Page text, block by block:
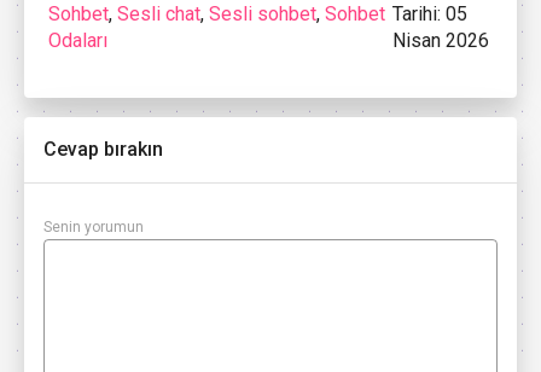
Sohbet, Sesli chat, Sesli sohbet, Sohbet
Odaları
Tarihi: 05
Nisan 2026
Cevap bırakın
Senin yorumun